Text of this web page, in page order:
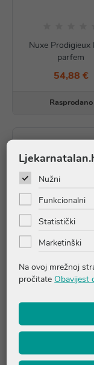
Nuxe Prodigieux
parfem
54,88 €
Rasprodano
Nuxe Huile
višenamjensko
šljokicama,
Nužni
Funkcionalni
Statistički
Marketinški
Na ovoj mrežnoj
pročitate Obavijest